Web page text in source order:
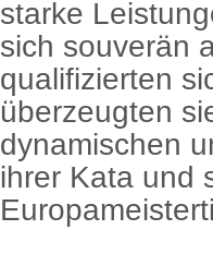
starke
sich souverän
qualifizierten
überzeugten
dynamischen
ihrer Kata und